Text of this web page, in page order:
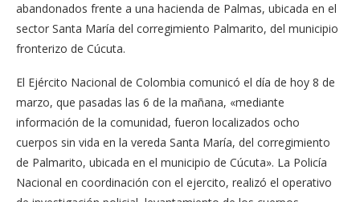
abandonados frente a una hacienda de Palmas, ubicada en el
sector Santa María del corregimiento Palmarito, del municipio
fronterizo de Cúcuta.
El Ejército Nacional de Colombia comunicó el día de hoy 8 de
marzo, que pasadas las 6 de la mañana, «mediante
información de la comunidad, fueron localizados ocho
cuerpos sin vida en la vereda Santa María, del corregimiento
de Palmarito, ubicada en el municipio de Cúcuta». La Policía
Nacional en coordinación con el ejercito, realizó el operativo